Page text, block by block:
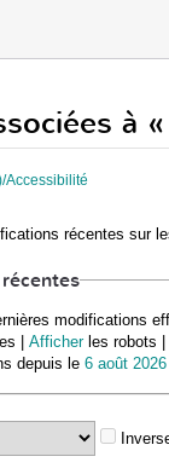
à
Accessibilité
récentes sur
modifications
| Afficherles robots |
depuis le 6 août